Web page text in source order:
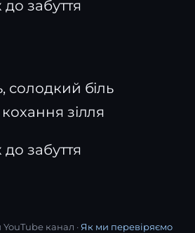
забуття
солодкий біль
зілля
забуття
канал · Як ми перевіряємо